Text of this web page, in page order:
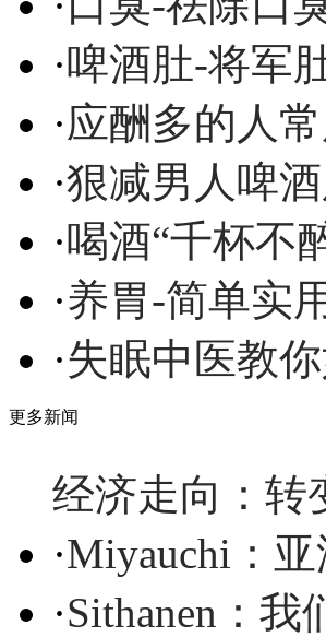
·啤酒肚-将军
·应酬多的人
·狠减男人啤
·喝酒“千杯不
·养胃-简单实
·失眠中医教
更多新闻
经济走向：转
·Miyauchi：
·Sithanen：